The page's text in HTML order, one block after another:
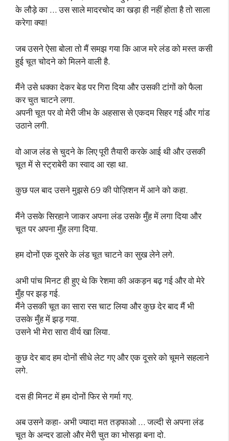
के लौड़े का … उस साले मादरचोद का खड़ा ही नहीं होता है तो साला
करेगा क्या!
जब उसने ऐसा बोला तो मैं समझ गया कि आज मरे लंड को मस्त कसी
हुई चूत चोदने को मिलने वाली है.
मैंने उसे धक्का देकर बेड पर गिरा दिया और उसकी टांगों को फैला
कर चुत चाटने लगा.
अपनी चूत पर वो मेरी जीभ के अहसास से एकदम सिहर गई और गांड
उठाने लगी.
वो आज लंड से चुदने के लिए पूरी तैयारी करके आई थी और उसकी
चूत में से स्ट्राबेरी का स्वाद आ रहा था.
कुछ पल बाद उसने मुझसे 69 की पोज़िशन में आने को कहा.
मैंने उसके सिरहाने जाकर अपना लंड उसके मुँह में लगा दिया और
चूत पर अपना मुँह लगा दिया.
हम दोनों एक दूसरे के लंड चूत चाटने का सुख लेने लगे.
अभी पांच मिनट ही हुए थे कि रेशमा की अकड़न बढ़ गई और वो मेरे
मुँह पर झड़ गई.
मैंने उसकी चूत का सारा रस चाट लिया और कुछ देर बाद मैं भी
उसके मुँह में झड़ गया.
उसने भी मेरा सारा वीर्य खा लिया.
कुछ देर बाद हम दोनों सीधे लेट गए और एक दूसरे को चूमने सहलाने
लगे.
दस ही मिनट में हम दोनों फिर से गर्मा गए.
अब उसने कहा- अभी ज्यादा मत तड़फाओ … जल्दी से अपना लंड
चूत के अन्दर डालो और मेरी चुत का भोसड़ा बना दो.